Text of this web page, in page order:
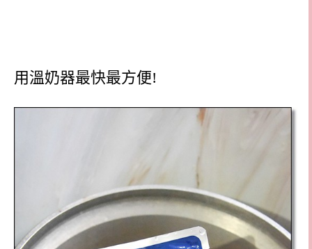
用溫奶器最快最方便!